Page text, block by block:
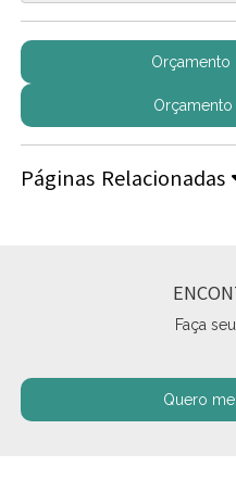
Orçamento
Páginas Relacionadas
Faça
Quero